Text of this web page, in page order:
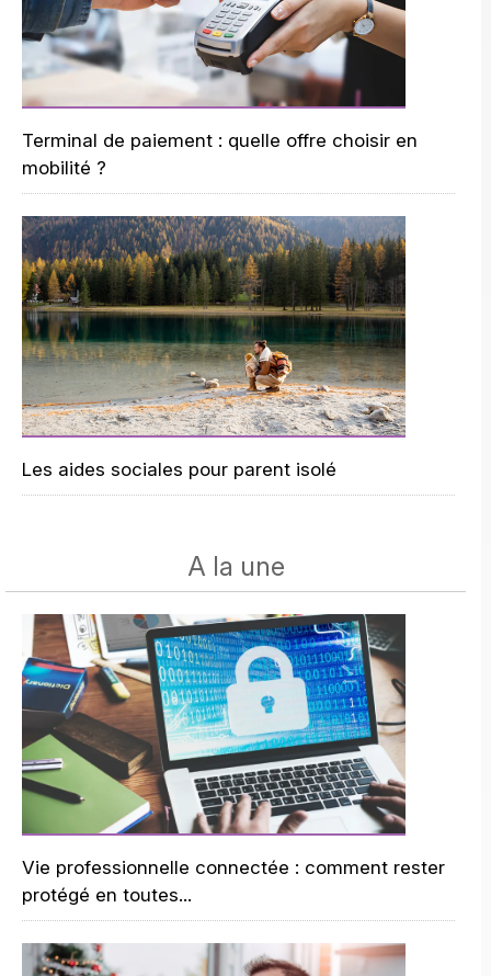
Terminal de paiement : quelle offre choisir en
mobilité ?
Les aides sociales pour parent isolé
A la une
Vie professionnelle connectée : comment rester
protégé en toutes...